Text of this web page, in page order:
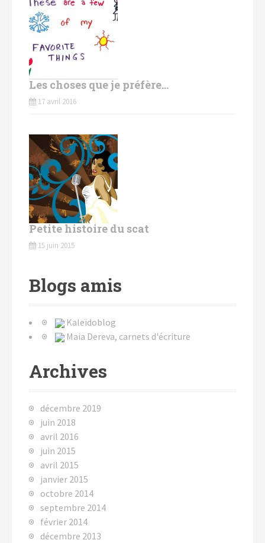
Les choses que je préfère…
17 avril 2016
Petite histoire du scat
15 juin 2015
Blogs amis
Kaleïdoblog
Maia Dereva, carnets d'écriture
Archives
décembre 2019
juin 2018
avril 2016
juin 2015
avril 2015
janvier 2015
octobre 2014
septembre 2014
février 2014
décembre 2013